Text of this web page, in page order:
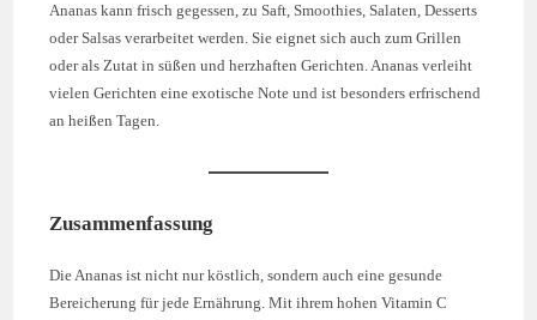
Ananas kann frisch gegessen, zu Saft, Smoothies, Salaten, Desserts
oder Salsas verarbeitet werden. Sie eignet sich auch zum Grillen
oder als Zutat in süßen und herzhaften Gerichten. Ananas verleiht
vielen Gerichten eine exotische Note und ist besonders erfrischend
an heißen Tagen.
Zusammenfassung
Die Ananas ist nicht nur köstlich, sondern auch eine gesunde
Bereicherung für jede Ernährung. Mit ihrem hohen Vitamin C